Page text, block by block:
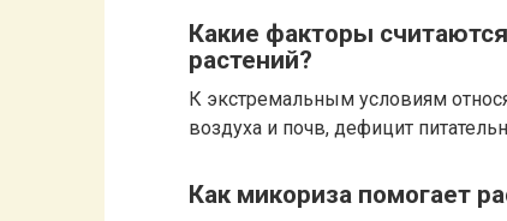
Какие факторы
растений?
К экстремальным условиям
воздуха и почв, дефицит
Как микориза помогает